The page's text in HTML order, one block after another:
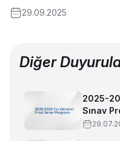
29.09.2025
Diğer
2025-
Sınav